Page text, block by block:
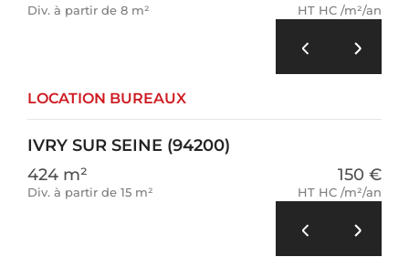
Div. à partir de 8 m² HT HC /m²/an
LOCATION BUREAUX
IVRY SUR SEINE (94200)
424 m²
Div. à partir de 15 m²
150 €
HT HC /m²/an